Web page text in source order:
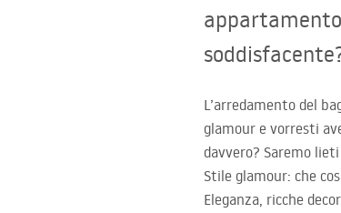
Rubinetti da bagno
Accessori e mobili da bagno
L’arredamento del
glamour e vorresti
davvero? Saremo
Stile glamour: che
Eleganza, ricche